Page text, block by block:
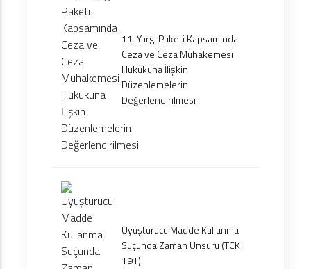
11. Yargı Paketi Kapsamında
Ceza ve Ceza Muhakemesi
Hukukuna İlişkin
Düzenlemelerin
Değerlendirilmesi
Uyuşturucu Madde Kullanma
Suçunda Zaman Unsuru (TCK
191)